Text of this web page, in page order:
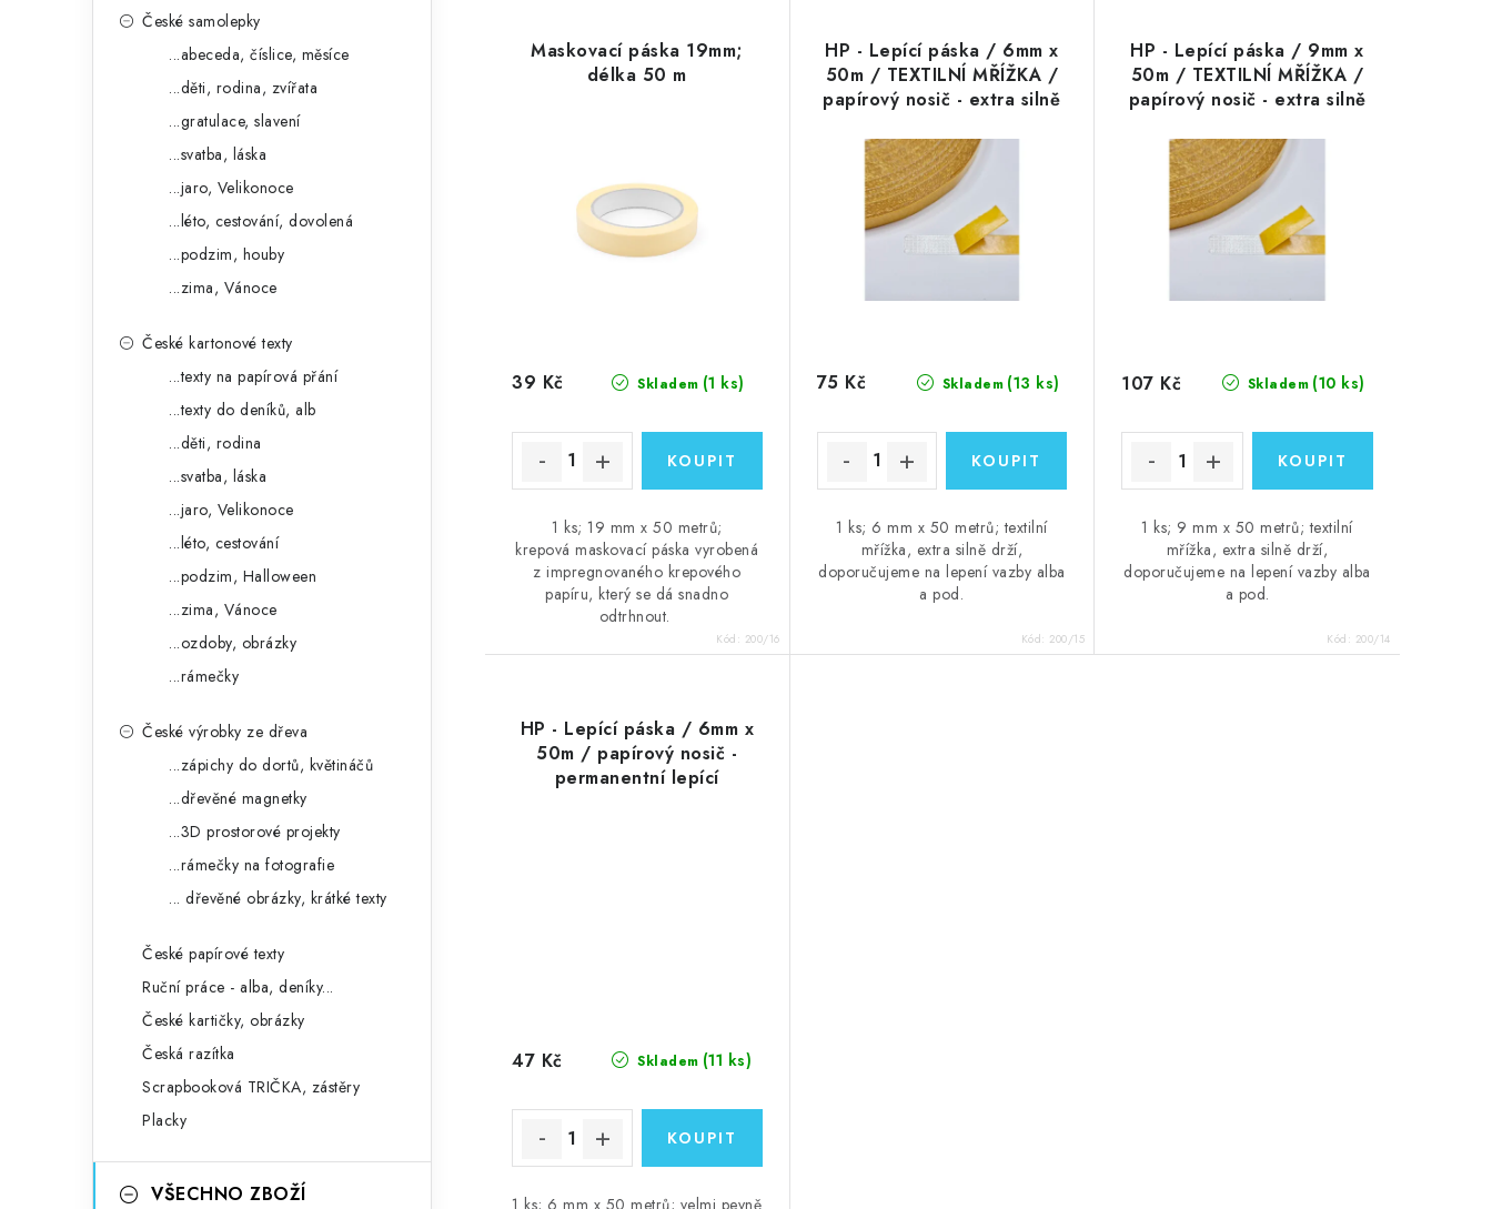
České samolepky
...abeceda, číslice, měsíce
...děti, rodina, zvířata
...gratulace, slavení
...svatba, láska
...jaro, Velikonoce
...léto, cestování, dovolená
...podzim, houby
...zima, Vánoce
České kartonové texty
...texty na papírová přání
...texty do deníků, alb
...děti, rodina
...svatba, láska
...jaro, Velikonoce
...léto, cestování
...podzim, Halloween
...zima, Vánoce
...ozdoby, obrázky
...rámečky
České výrobky ze dřeva
...zápichy do dortů, květináčů
...dřevěné magnetky
...3D prostorové projekty
...rámečky na fotografie
... dřevěné obrázky, krátké texty
České papírové texty
Ruční práce - alba, deníky...
České kartičky, obrázky
Česká razítka
Scrapbooková TRIČKA, zástěry
Placky
VŠECHNO ZBOŽÍ
e
n
p
r
o
k
t
ů
Maskovací páska 19mm;
délka 50 m
Skladem (1 ks)
39 Kč
1 ks; 19 mm x 50 metrů;
krepová maskovací páska vyrobená
z impregnovaného krepového
papíru, který se dá snadno
odtrhnout.
Kód: 200/16
HP - Lepící páska / 6mm x
50m / TEXTILNÍ MŘÍŽKA /
papírový nosič - extra silně
oboustranná páska, 1 ks
Skladem (13 ks)
75 Kč
1 ks; 6 mm x 50 metrů; textilní
mřížka, extra silně drží,
doporučujeme na lepení vazby alba
a pod.
Kód: 200/15
HP - Lepící páska / 9mm x
50m / TEXTILNÍ MŘÍŽKA /
papírový nosič - extra silně
oboustranná páska, 1 ks
Skladem (10 ks)
107 Kč
1 ks; 9 mm x 50 metrů; textilní
mřížka, extra silně drží,
doporučujeme na lepení vazby alba
a pod.
Kód: 200/14
HP - Lepící páska / 6mm x
50m / papírový nosič -
permanentní lepící
Skladem (11 ks)
47 Kč